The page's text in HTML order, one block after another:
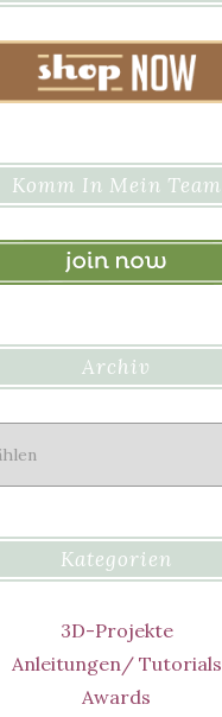
Komm In Mein Team
Archiv
Kategorien
3D-Projekte
Anleitungen/ Tutorials
Awards